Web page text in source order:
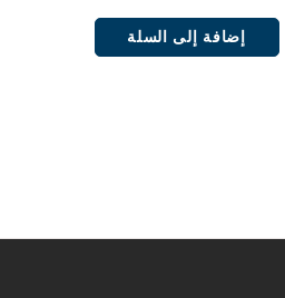
إضافة إلى السلة